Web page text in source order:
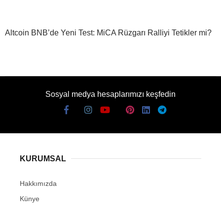
Altcoin BNB’de Yeni Test: MiCA Rüzgarı Ralliyi Tetikler mi?
Sosyal medya hesaplarımızı keşfedin
KURUMSAL
Hakkımızda
Künye